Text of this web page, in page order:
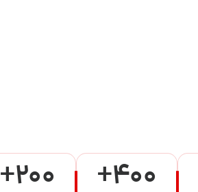
+400
+200